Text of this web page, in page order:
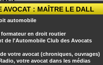
AVOCAT : MAÎTRE LE DALL
automobile
formateur en droit routier
de l'Automobile Club des Avocats
votre avocat (chroniques, ouvrages)
votre avocat dans les médias